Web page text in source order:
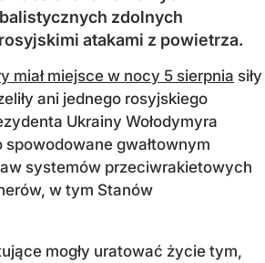
zdolnych
atakami z powietrza.
miał miejsce w nocy 5 sierpnia siły
ani jednego rosyjskiego
Ukrainy Wołodymyra
spowodowane gwałtownym
systemów przeciwrakietowych
w tym Stanów
mogły uratować życie tym,